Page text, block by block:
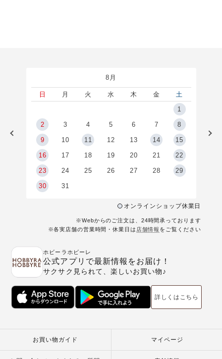
8月
日 月 火 水 木 金
土
1
2 3 4 5 6 7 8
9 10 11 12 13 14 15
16 17 18 19 20 21 22
23 24 25 26 27 28 29
30 31
オンラインショップ休業日
※Webからのご注文は、24時間承っております
※各実店舗の営業時間・休業日は 店舗情報 をご覧ください
ホビーラホビーレ
公式アプリで最新情報をお届け！
サクサク見られて、楽しいお買い物♪
詳しくはこちら
お買い物ガイド マイページ